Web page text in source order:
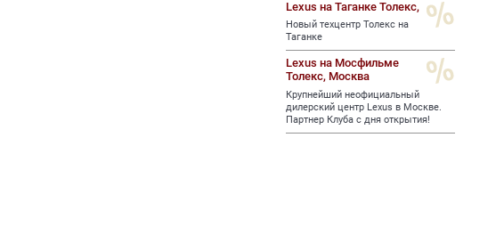
Lexus на Таганке Толекс,
Новый техцентр Толекс на
Таганке
Lexus на Мосфильме
Толекс, Москва
Крупнейший неофициальный
дилерский центр Lexus в Москве.
Партнер Клуба с дня открытия!